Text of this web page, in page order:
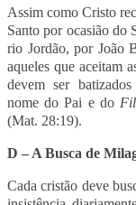
Assim como Cristo
Santo por ocasião do
rio Jordão, por João
aqueles que aceitam
devem ser
nome do Pai e do
(Mat. 28:19).
D – A Busca de
Cada cristão deve